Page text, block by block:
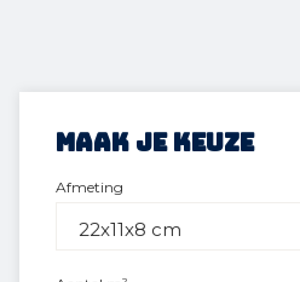
Maak je keuze
Afmeting